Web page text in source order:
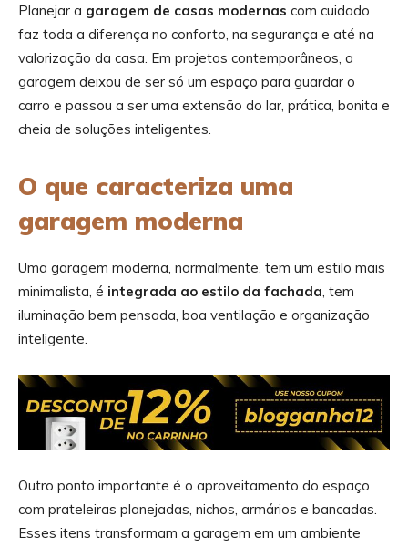
Planejar a garagem de casas modernas com cuidado
faz toda a diferença no conforto, na segurança e até na
valorização da casa. Em projetos contemporâneos, a
garagem deixou de ser só um espaço para guardar o
carro e passou a ser uma extensão do lar, prática, bonita e
cheia de soluções inteligentes.
O que caracteriza uma
garagem moderna
Uma garagem moderna, normalmente, tem um estilo mais
minimalista, é integrada ao estilo da fachada, tem
iluminação bem pensada, boa ventilação e organização
inteligente.
Outro ponto importante é o aproveitamento do espaço
com prateleiras planejadas, nichos, armários e bancadas.
Esses itens transformam a garagem em um ambiente